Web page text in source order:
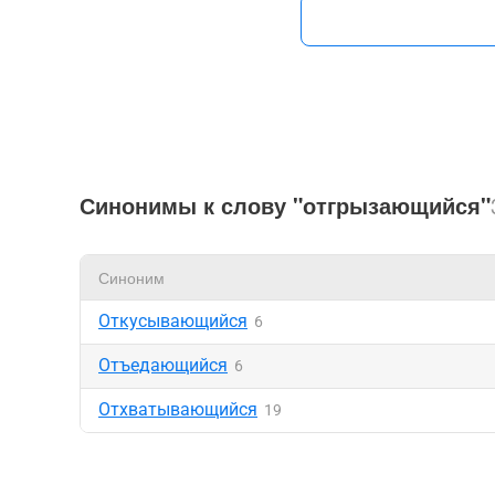
Синонимы к слову "отгрызающийся"
Синоним
Откусывающийся 6
Отъедающийся 6
Отхватывающийся 19